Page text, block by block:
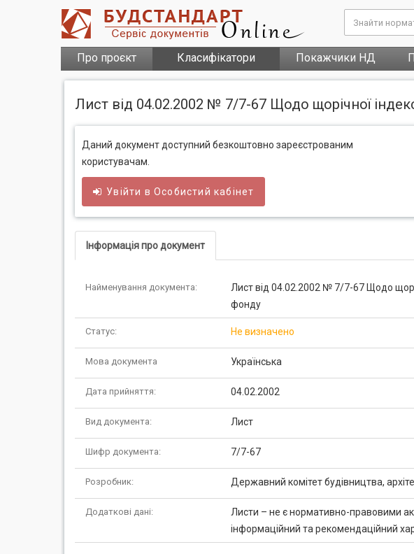
Про проєкт Класифікатори Покажчики НД
Лист від 04.02.2002 № 7/7-67 Щодо щорічної
Даний документ доступний безкоштовно зареєстрованим
користувачам.
Увійти вОсобистий кабінет
Інформація про документ
Найменування документа:
Лист від 04.02.2002 № 7/7-67 Щодо
фонду
Статус: Не визначено
Мова документа Українська
Дата прийняття: 04.02.2002
Вид документа: Лист
Шифр документа: 7/7-67
Розробник: Державний комітет будівництва,
Додаткові дані:
Листи – не є нормативно-правовими
інформаційний та рекомендаційний